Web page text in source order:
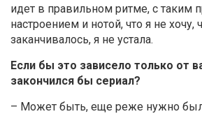
идет в правильном ритме, с таким
настроением и нотой, что я не хочу,
заканчивалось, я не устала.
Если бы это зависело только от
закончился бы сериал?
– Может быть, еще реже нужно